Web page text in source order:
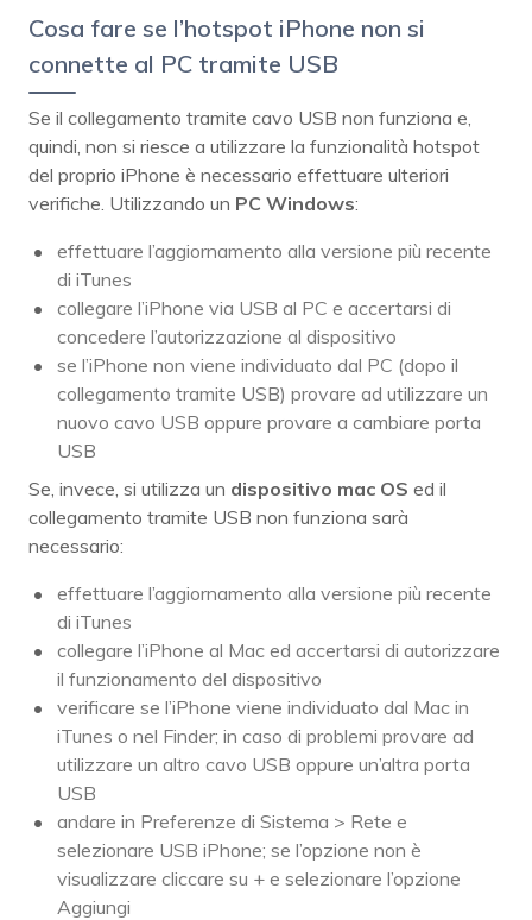
Cosa fare se l’hotspot iPhone non si
connette al PC tramite USB
Se il collegamento tramite cavo USB non funziona e,
quindi, non si riesce a utilizzare la funzionalità hotspot
del proprio iPhone è necessario effettuare ulteriori
verifiche. Utilizzando un PC Windows:
effettuare l’aggiornamento alla versione più recente
di iTunes
collegare l’iPhone via USB al PC e accertarsi di
concedere l’autorizzazione al dispositivo
se l’iPhone non viene individuato dal PC (dopo il
collegamento tramite USB) provare ad utilizzare un
nuovo cavo USB oppure provare a cambiare porta
USB
Se, invece, si utilizza un dispositivo mac OS ed il
collegamento tramite USB non funziona sarà
necessario:
effettuare l’aggiornamento alla versione più recente
di iTunes
collegare l’iPhone al Mac ed accertarsi di autorizzare
il funzionamento del dispositivo
verificare se l’iPhone viene individuato dal Mac in
iTunes o nel Finder; in caso di problemi provare ad
utilizzare un altro cavo USB oppure un’altra porta
USB
andare in Preferenze di Sistema > Rete e
selezionare USB iPhone; se l’opzione non è
visualizzare cliccare su + e selezionare l’opzione
Aggiungi